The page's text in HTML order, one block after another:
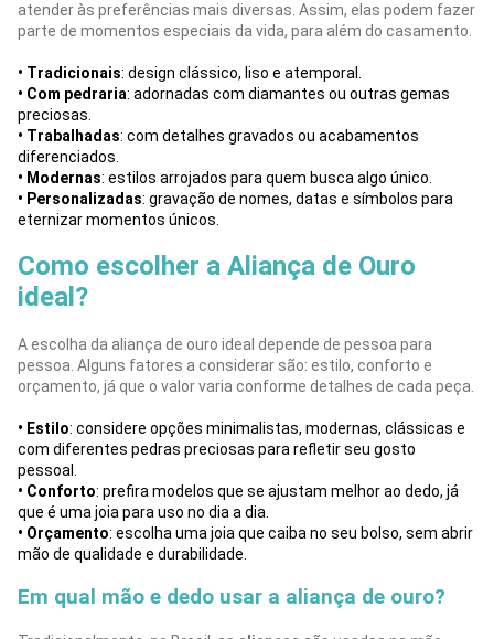
atender às preferências mais diversas. Assim, elas podem fazer
parte de momentos especiais da vida, para além do casamento.
• Tradicionais: design clássico, liso e atemporal.
• Com pedraria: adornadas com diamantes ou outras gemas
preciosas.
• Trabalhadas: com detalhes gravados ou acabamentos
diferenciados.
• Modernas: estilos arrojados para quem busca algo único.
• Personalizadas: gravação de nomes, datas e símbolos para
eternizar momentos únicos.
Como escolher a Aliança de Ouro
ideal?
A escolha da aliança de ouro ideal depende de pessoa para
pessoa. Alguns fatores a considerar são: estilo, conforto e
orçamento, já que o valor varia conforme detalhes de cada peça.
• Estilo: considere opções minimalistas, modernas, clássicas e
com diferentes pedras preciosas para refletir seu gosto
pessoal.
• Conforto: prefira modelos que se ajustam melhor ao dedo, já
que é uma joia para uso no dia a dia.
• Orçamento: escolha uma joia que caiba no seu bolso, sem abrir
mão de qualidade e durabilidade.
Em qual mão e dedo usar a aliança de ouro?